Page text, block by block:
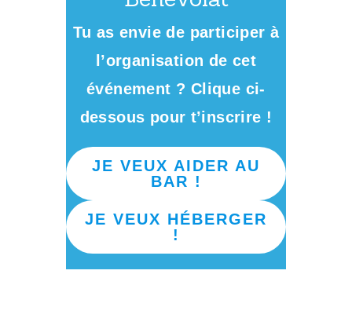
Tu as envie de participer à
l’organisation de cet
événement ? Clique ci-
dessous pour t’inscrire !
JE VEUX AIDER AU
BAR !
JE VEUX HÉBERGER
!